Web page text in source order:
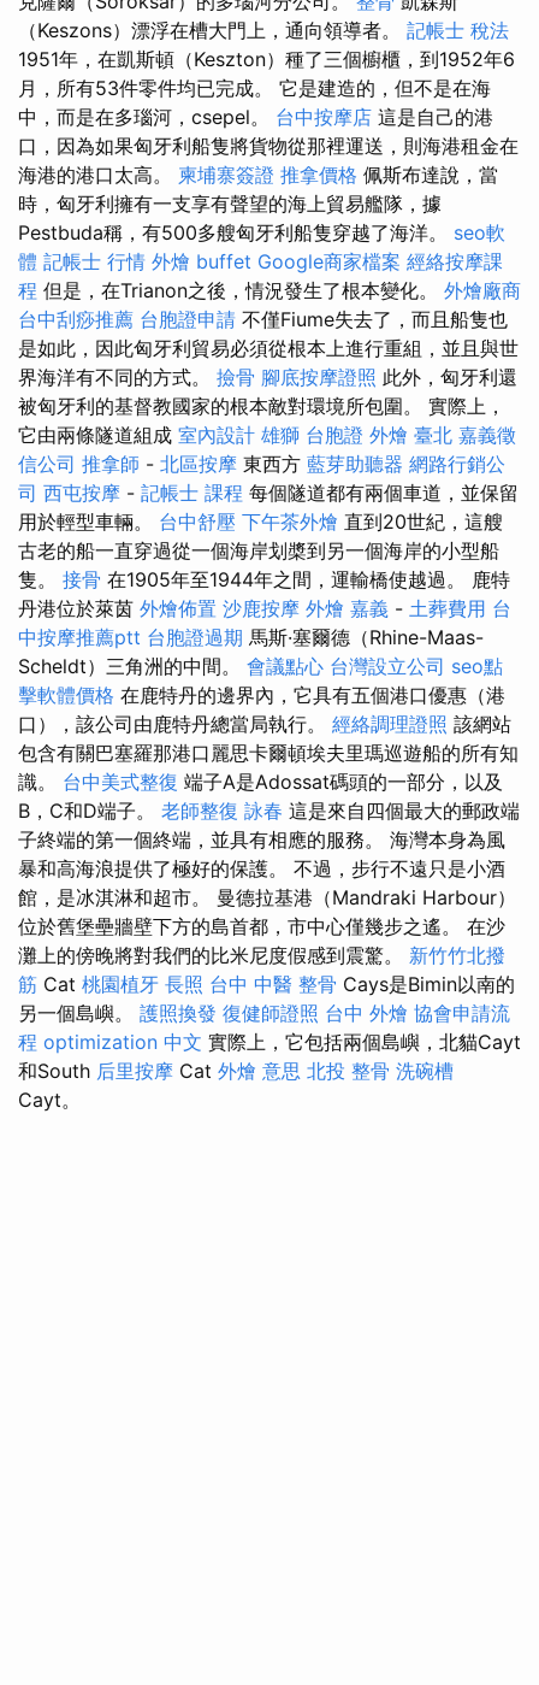
（Keszons）漂浮在槽大門上，通向領導者。 記帳士 稅法
1951年，在凱斯頓（Keszton）種了三個櫥櫃，到1952年6
月，所有53件零件均已完成。 它是建造的，但不是在海
中，而是在多瑙河，csepel。 台中按摩店 這是自己的港
口，因為如果匈牙利船隻將貨物從那裡運送，則海港租金在
海港的港口太高。 柬埔寨簽證 推拿價格 佩斯布達說，當
時，匈牙利擁有一支享有聲望的海上貿易艦隊，據
Pestbuda稱，有500多艘匈牙利船隻穿越了海洋。 seo軟
體 記帳士 行情 外燴 buffet Google商家檔案 經絡按摩課
程 但是，在Trianon之後，情況發生了根本變化。 外燴廠商
台中刮痧推薦 台胞證申請 不僅Fiume失去了，而且船隻也
是如此，因此匈牙利貿易必須從根本上進行重組，並且與世
界海洋有不同的方式。 撿骨 腳底按摩證照 此外，匈牙利還
被匈牙利的基督教國家的根本敵對環境所包圍。 實際上，
它由兩條隧道組成 室內設計 雄獅 台胞證 外燴 臺北 嘉義徵
信公司 推拿師 - 北區按摩 東西方 藍芽助聽器 網路行銷公
司 西屯按摩 - 記帳士 課程 每個隧道都有兩個車道，並保留
用於輕型車輛。 台中舒壓 下午茶外燴 直到20世紀，這艘
古老的船一直穿過從一個海岸划槳到另一個海岸的小型船
隻。 接骨 在1905年至1944年之間，運輸橋使越過。 鹿特
丹港位於萊茵 外燴佈置 沙鹿按摩 外燴 嘉義 - 土葬費用 台
中按摩推薦ptt 台胞證過期 馬斯·塞爾德（Rhine-Maas-
Scheldt）三角洲的中間。 會議點心 台灣設立公司 seo點
擊軟體價格 在鹿特丹的邊界內，它具有五個港口優惠（港
口），該公司由鹿特丹總當局執行。 經絡調理證照 該網站
包含有關巴塞羅那港口麗思卡爾頓埃夫里瑪巡遊船的所有知
識。 台中美式整復 端子A是Adossat碼頭的一部分，以及
B，C和D端子。 老師整復 詠春 這是來自四個最大的郵政端
子終端的第一個終端，並具有相應的服務。 海灣本身為風
暴和高海浪提供了極好的保護。 不過，步行不遠只是小酒
館，是冰淇淋和超市。 曼德拉基港（Mandraki Harbour）
位於舊堡壘牆壁下方的島首都，市中心僅幾步之遙。 在沙
灘上的傍晚將對我們的比米尼度假感到震驚。 新竹竹北撥
筋 Cat 桃園植牙 長照 台中 中醫 整骨 Cays是Bimin以南的
另一個島嶼。 護照換發 復健師證照 台中 外燴 協會申請流
程 optimization 中文 實際上，它包括兩個島嶼，北貓Cayt
和South 后里按摩 Cat 外燴 意思 北投 整骨 洗碗槽
Cayt。